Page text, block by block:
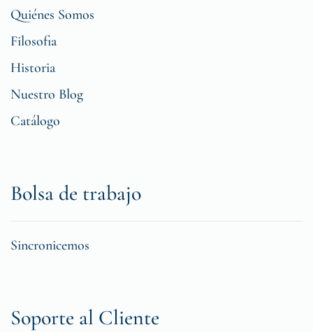
Quiénes Somos
Filosofia
Historia
Nuestro Blog
Catálogo
Bolsa de trabajo
Sincronicemos
Soporte al Cliente